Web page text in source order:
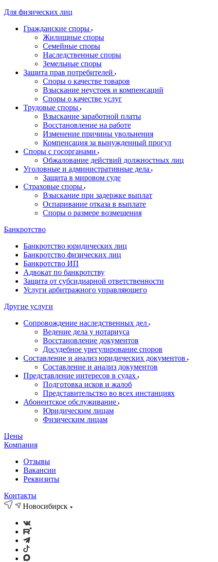
Для физических лиц
Гражданские споры
Жилищные споры
Семейные споры
Наследственные споры
Земельные споры
Защита прав потребителей
Споры о качестве товаров
Взыскание неустоек и компенсаций
Споры о качестве услуг
Трудовые споры
Взыскание заработной платы
Восстановление на работе
Изменение причины увольнения
Компенсация за вынужденный прогул
Споры с госорганами
Обжалование действий должностных лиц
Уголовные и административные дела
Защита в мировом суде
Страховые споры
Взыскание при задержке выплат
Оспаривание отказа в выплате
Споры о размере возмещения
Банкротство
Банкротство юридических лиц
Банкротство физических лиц
Банкротство ИП
Адвокат по банкротству
Защита от субсидиарной ответственности
Услуги арбитражного управляющего
Другие услуги
Сопровождение наследственных дел
Ведение дела у нотариуса
Восстановление документов
Досудебное урегулирование споров
Составление и анализ юридических документов
Составление и анализ документов
Представление интересов в судах
Подготовка исков и жалоб
Представительство во всех инстанциях
Абонентское обслуживание
Юридическим лицам
Физическим лицам
Цены
Компания
Отзывы
Вакансии
Реквизиты
Контакты
Новосибирск